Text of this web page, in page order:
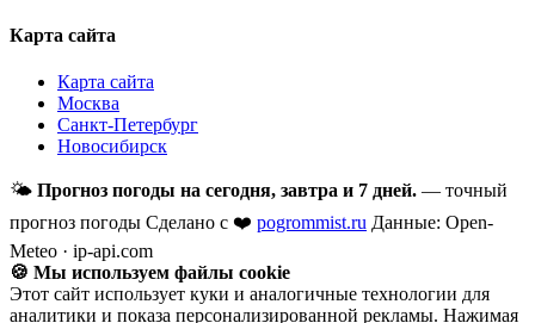
Карта сайта
Карта сайта
Москва
Санкт-Петербург
Новосибирск
🌤 Прогноз погоды на сегодня, завтра и 7 дней. — точный
прогноз погоды Сделано с ❤️ pogrommist.ru Данные: Open-
Meteo · ip-api.com
🍪 Мы используем файлы cookie
Этот сайт использует куки и аналогичные технологии для
аналитики и показа персонализированной рекламы. Нажимая